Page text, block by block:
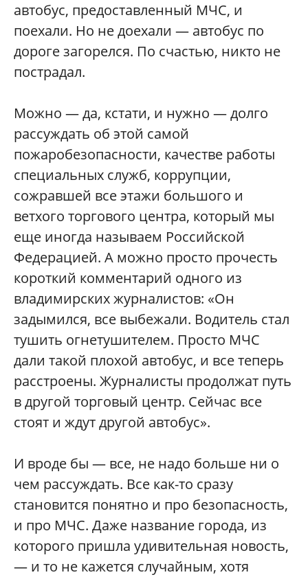
автобус, предоставленный МЧС, и
поехали. Но не доехали — автобус по
дороге загорелся. По счастью, никто не
пострадал.
Можно — да, кстати, и нужно — долго
рассуждать об этой самой
пожаробезопасности, качестве работы
специальных служб, коррупции,
сожравшей все этажи большого и
ветхого торгового центра, который мы
еще иногда называем Российской
Федерацией. А можно просто прочесть
короткий комментарий одного из
владимирских журналистов: «Он
задымился, все выбежали. Водитель стал
тушить огнетушителем. Просто МЧС
дали такой плохой автобус, и все теперь
расстроены. Журналисты продолжат путь
в другой торговый центр. Сейчас все
стоят и ждут другой автобус».
И вроде бы — все, не надо больше ни о
чем рассуждать. Все как-то сразу
становится понятно и про безопасность,
и про МЧС. Даже название города, из
которого пришла удивительная новость,
— и то не кажется случайным, хотя